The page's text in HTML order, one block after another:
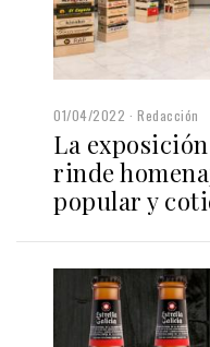
01/04/2022 Redacción
La
rinde
popular y